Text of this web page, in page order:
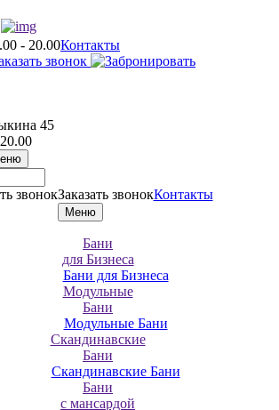
- 20.00Контакты
звонок
45
Заказать звонокКонтакты
Меню
Бани
для Бизнеса
Бани для Бизнеса
Модульные
Бани
Модульные Бани
Скандинавские
Бани
Скандинавские Бани
Бани
с мансардой